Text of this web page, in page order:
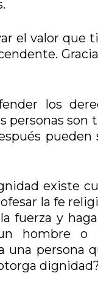
el valor que
los
personas
pueden
existe
la fe
y
hombre
una
dignidad?